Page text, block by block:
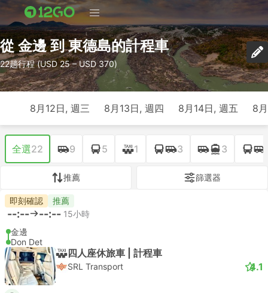
從 金邊 到 東德島的計程車
22趟行程 (USD 25 – USD 370)
8月12日, 週三 8月13日, 週四 8月14日, 週五 8
全選22 9 5 1 3 3
推薦 篩選器
即刻確認 推薦
--:-- --:-- 15小時
金邊
Don Det
四人座休旅車 | 計程車
SRL Transport 4.1